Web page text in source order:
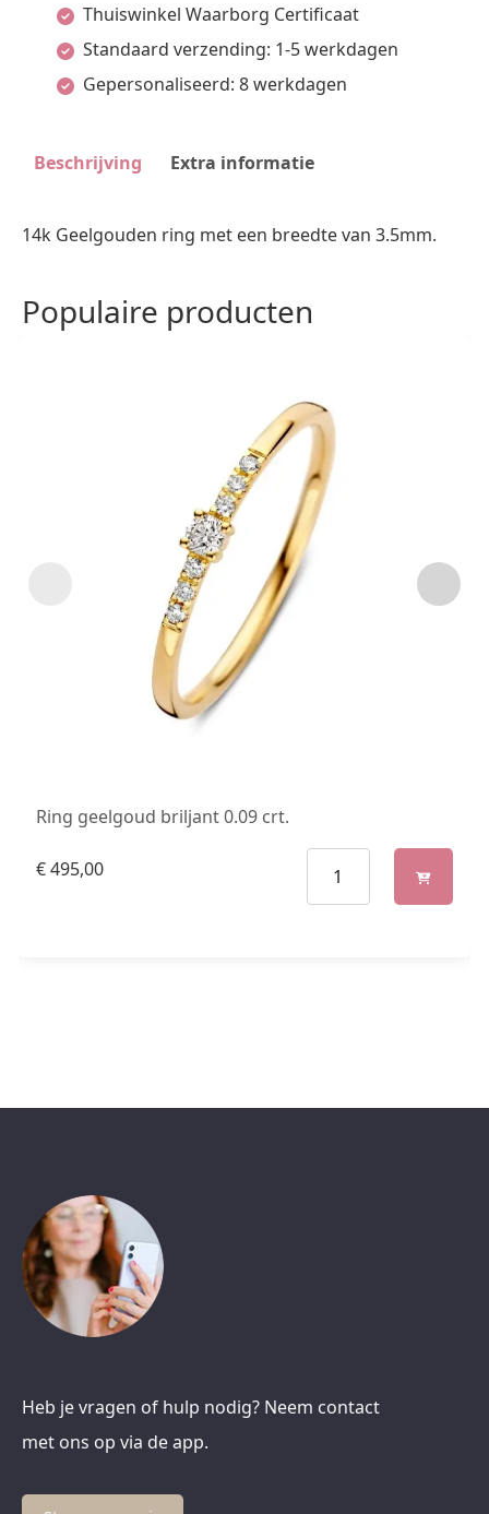
Thuiswinkel Waarborg Certificaat
Standaard verzending: 1-5 werkdagen
Gepersonaliseerd: 8 werkdagen
Beschrijving Extra informatie
14k Geelgouden ring met een breedte van 3.5mm.
Populaire producten
Ring geelgoud briljant 0.09 crt.
€495,00
Heb je vragen of hulp nodig? Neem contact
met ons op via de app.